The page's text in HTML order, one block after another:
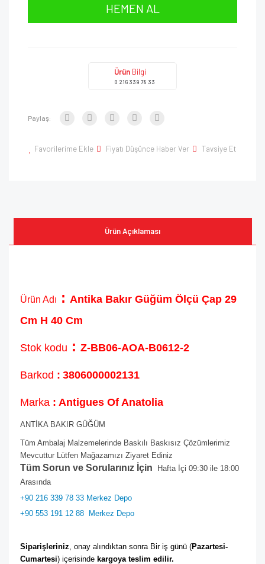
HEMEN AL
Ürün Bilgi
0 216 339 78 33
Paylaş:
Favorilerime Ekle Fiyatı Düşünce Haber Ver Tavsiye Et
Ürün Açıklaması
Ürün Adı : Antika Bakır Güğüm Ölçü Çap 29
Cm H 40 Cm
Stok kodu : Z-BB06-AOA-B0612-2
Barkod : 3806000002131
Marka : Antigues Of Anatolia
ANTİKA BAKIR GÜĞÜM
Tüm Ambalaj Malzemelerinde Baskılı Baskısız Çözümlerimiz
Mevcuttur Lütfen Mağazamızı Ziyaret Ediniz
Tüm Sorun ve Sorularınız İçin Hafta İçi 09:30 ile 18:00
Arasında
+90 216 339 78 33 Merkez Depo
+90 553 191 12 88 Merkez Depo
Siparişleriniz , onay alındıktan sonra Bir iş günü (Pazartesi-
Cumartesi) içerisinde kargoya teslim edilir.